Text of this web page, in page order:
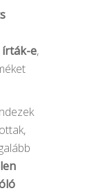
írták-e,